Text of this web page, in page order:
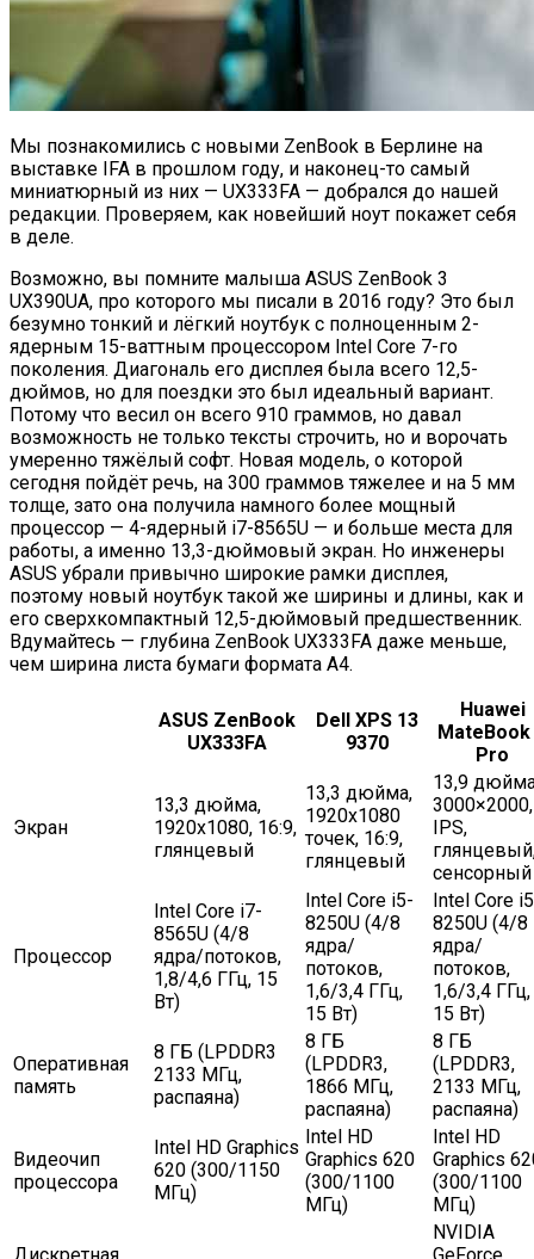
Мы познакомились с новыми ZenBook в Берлине на
выставке IFA в прошлом году, и наконец-то самый
миниатюрный из них — UX333FA — добрался до нашей
редакции. Проверяем, как новейший ноут покажет себя
в деле.
Возможно, вы помните малыша ASUS ZenBook 3
UX390UA, про которого мы писали в 2016 году? Это был
безумно тонкий и лёгкий ноутбук с полноценным 2-
ядерным 15-ваттным процессором Intel Core 7-го
поколения. Диагональ его дисплея была всего 12,5-
дюймов, но для поездки это был идеальный вариант.
Потому что весил он всего 910 граммов, но давал
возможность не только тексты строчить, но и ворочать
умеренно тяжёлый софт. Новая модель, о которой
сегодня пойдёт речь, на 300 граммов тяжелее и на 5 мм
толще, зато она получила намного более мощный
процессор — 4-ядерный i7-8565U — и больше места для
работы, а именно 13,3-дюймовый экран. Но инженеры
ASUS убрали привычно широкие рамки дисплея,
поэтому новый ноутбук такой же ширины и длины, как и
его сверхкомпактный 12,5-дюймовый предшественник.
Вдумайтесь — глубина ZenBook UX333FA даже меньше,
чем ширина листа бумаги формата А4.
ASUS ZenBook
UX333FA
Dell XPS 13
9370
Huawei
MateBook
Pro
Экран
13,3 дюйма,
1920х1080, 16:9,
глянцевый
13,3 дюйма,
1920х1080
точек, 16:9,
глянцевый
13,9
3000×2000,
IPS,
сенсорный
Процессор
Intel Core i7-
8565U (4/8
ядра/потоков,
1,8/4,6 ГГц, 15
Вт)
Intel Core i5-
8250U (4/8
ядра/
потоков,
1,6/3,4 ГГц,
15 Вт)
Intel Core
8250U (4/8
ядра/
потоков,
1,6/3,4 ГГц,
15 Вт)
Оперативная
память
8 ГБ (LPDDR3
2133 МГц,
распаяна)
8 ГБ
(LPDDR3,
1866 МГц,
распаяна)
8 ГБ
(LPDDR3,
2133 МГц,
распаяна)
Видеочип
процессора
Intel HD Graphics
620 (300/1150
МГц)
Intel HD
Graphics 620
(300/1100
МГц)
Intel HD
Graphics
(300/1100
МГц)
Дискретная
NVIDIA
GeForce